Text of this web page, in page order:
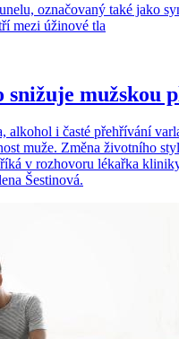
označovaný také jako
mezi úžinové tla
snižuje mužskou
alkohol i časté přehřívání
muže. Změna životního
v rozhovoru lékařka
Šestinová.